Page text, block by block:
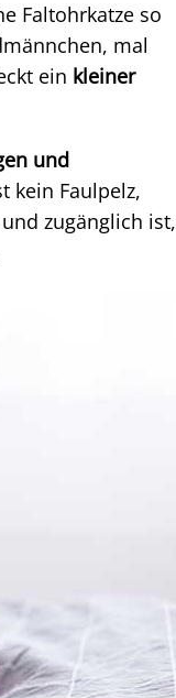
Faltohrkatze so
mal
ein kleiner
und
kein Faulpelz,
zugänglich ist,